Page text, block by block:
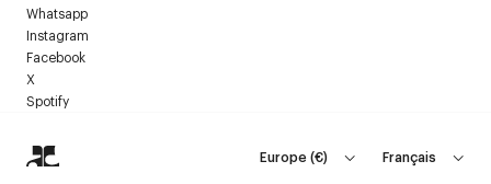
Whatsapp
Instagram
Facebook
X
Spotify
Europe(€) Français